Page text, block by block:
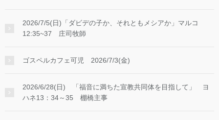
2026/7/5(日)「ダビデの子か、それともメシアか」マルコ
12:35~37 庄司牧師
ゴスペルカフェ可児 2026/7/3(金)
2026/6/28(日) 「福音に満ちた宣教共同体を目指して」 ヨ
ハネ13：34～35 棚橋主事